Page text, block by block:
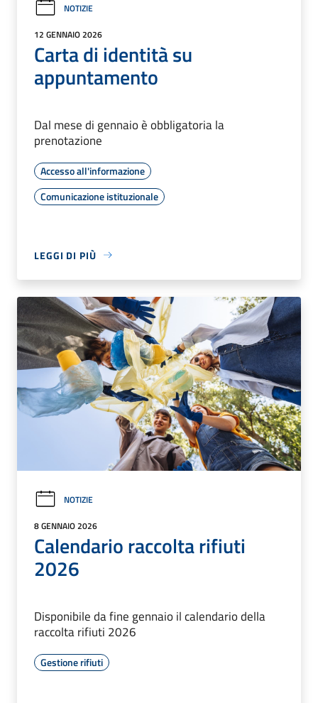
NOTIZIE
12 GENNAIO 2026
Carta di identità su
appuntamento
Dal mese di gennaio è obbligatoria la
prenotazione
Accesso all'informazione
Comunicazione istituzionale
LEGGI DI PIÙ
NOTIZIE
8 GENNAIO 2026
Calendario raccolta rifiuti
2026
Disponibile da fine gennaio il calendario della
raccolta rifiuti 2026
Gestione rifiuti